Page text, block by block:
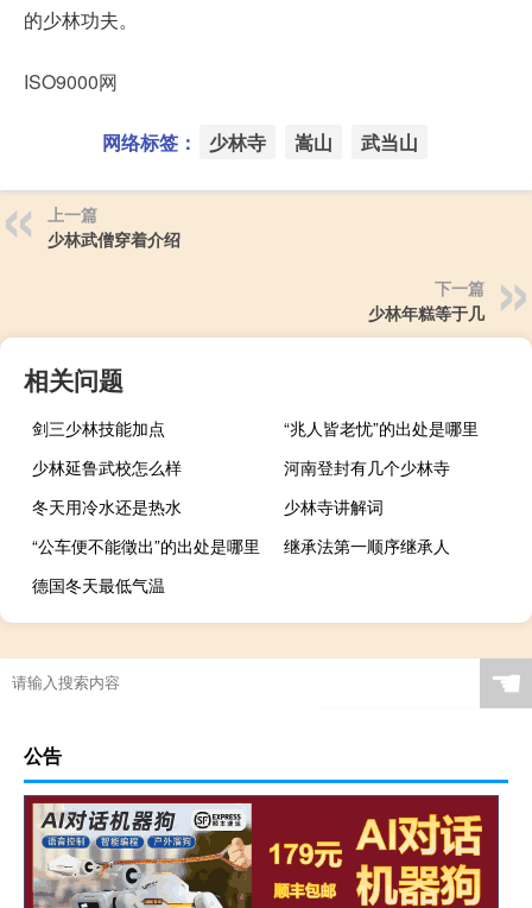
的少林功夫。
ISO9000网
网络标签： 少林寺 嵩山 武当山
上一篇
少林武僧穿着介绍
下一篇
少林年糕等于几
相关问题
剑三少林技能加点
“兆人皆老忧”的出处是哪里
少林延鲁武校怎么样
河南登封有几个少林寺
冬天用冷水还是热水
少林寺讲解词
“公车便不能徵出”的出处是哪里
继承法第一顺序继承人
德国冬天最低气温
☚
公告